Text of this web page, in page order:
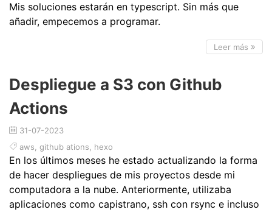
Mis soluciones estarán en typescript. Sin más que
añadir, empecemos a programar.
Leer más
Despliegue a S3 con Github
Actions
31-07-2023
aws github ations hexo
En los últimos meses he estado actualizando la forma
de hacer despliegues de mis proyectos desde mi
computadora a la nube. Anteriormente, utilizaba
aplicaciones como capistrano, ssh con rsync e incluso